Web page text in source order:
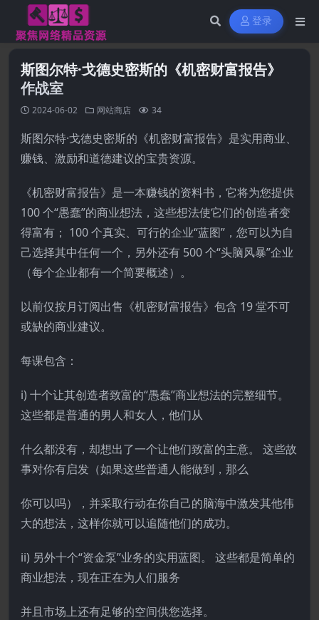
登录
斯图尔特·戈德史密斯的《机密财富报告》
作战室
2024-06-02 网站商店 34
斯图尔特·戈德史密斯的《机密财富报告》是实用商业、
赚钱、激励和道德建议的宝贵资源。
《机密财富报告》是一本赚钱的资料书，它将为您提供
100 个“愚蠢”的商业想法，这些想法使它们的创造者变
得富有； 100 个真实、可行的企业“蓝图”，您可以为自
己选择其中任何一个，另外还有 500 个“头脑风暴”企业
（每个企业都有一个简要概述）。
以前仅按月订阅出售《机密财富报告》包含 19 堂不可
或缺的商业建议。
每课包含：
i) 十个让其创造者致富的“愚蠢”商业想法的完整细节。
这些都是普通的男人和女人，他们从
什么都没有，却想出了一个让他们致富的主意。 这些故
事对你有启发（如果这些普通人能做到，那么
你可以吗），并采取行动在你自己的脑海中激发其他伟
大的想法，这样你就可以追随他们的成功。
ii) 另外十个“资金泵”业务的实用蓝图。 这些都是简单的
商业想法，现在正在为人们服务
并且市场上还有足够的空间供您选择。